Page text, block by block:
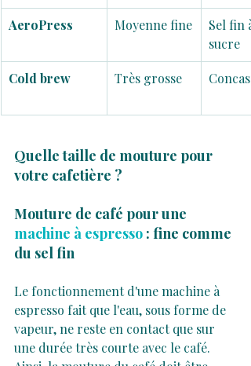
AeroPress Moyenne fine
Sel fin à
sucre
Cold brew Très grosse
Quelle taille de mouture pour
votre cafetière ?
Mouture de café pour une
machine à espresso : fine comme
du sel fin
Le fonctionnement d'une machine à
espresso fait que l'eau, sous forme de
vapeur, ne reste en contact que sur
une durée très courte avec le café.